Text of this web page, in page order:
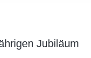
Jubiläum